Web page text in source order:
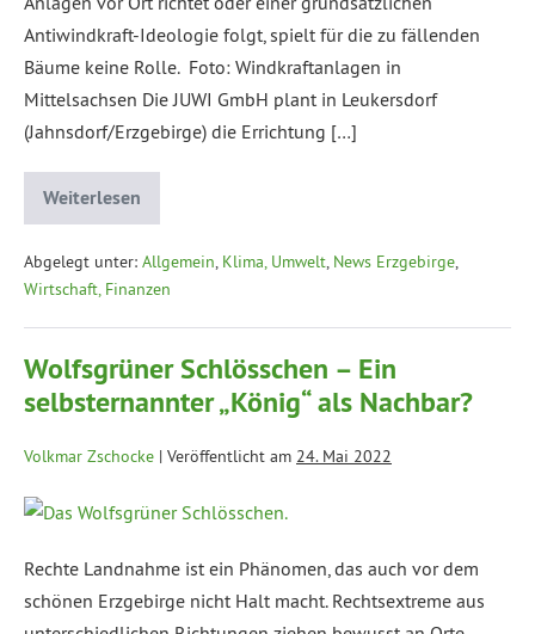
Antiwindkraft-Ideologie folgt, spielt für die zu fällenden
Bäume keine Rolle. Foto: Windkraftanlagen in
Mittelsachsen Die JUWI GmbH plant in Leukersdorf
(Jahnsdorf/Erzgebirge) die Errichtung […]
Weiterlesen
Abgelegt unter: Allgemein, Klima, Umwelt, News Erzgebirge,
Wirtschaft, Finanzen
Wolfsgrüner Schlösschen – Ein
selbsternannter „König“ als Nachbar?
Volkmar Zschocke | Veröffentlicht am 24. Mai 2022
Rechte Landnahme ist ein Phänomen, das auch vor dem
schönen Erzgebirge nicht Halt macht. Rechtsextreme aus